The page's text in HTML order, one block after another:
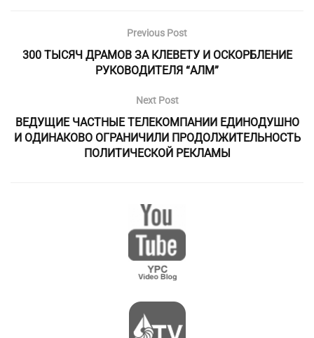
Previous Post
300 ТЫСЯЧ ДРАМОВ ЗА КЛЕВЕТУ И ОСКОРБЛЕНИЕ
РУКОВОДИТЕЛЯ “АЛМ”
Next Post
ВЕДУЩИЕ ЧАСТНЫЕ ТЕЛЕКОМПАНИИ ЕДИНОДУШНО
И ОДИНАКОВО ОГРАНИЧИЛИ ПРОДОЛЖИТЕЛЬНОСТЬ
ПОЛИТИЧЕСКОЙ РЕКЛАМЫ